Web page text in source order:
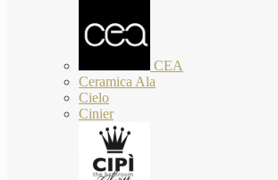
CEA
Ceramica Ala
Cielo
Cinier